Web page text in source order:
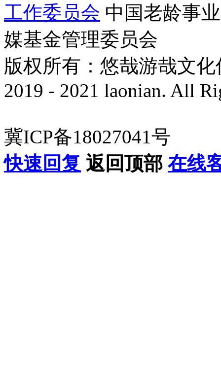
工作委员会 中国老龄事
媒基金管理委员会
版权所有：悠哉游哉文
2019 - 2021 laonian. All
冀ICP备18027041号
快速回复 返回顶部 在线